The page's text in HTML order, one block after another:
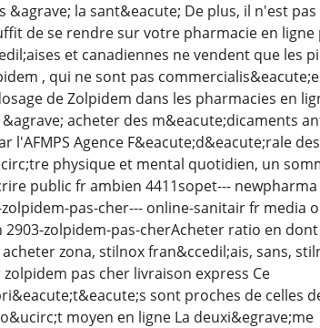
la sant&eacute; De plus, il n'est pas
de se rendre sur votre pharmacie en ligne
et canadiennes ne vendent que les
, qui ne sont pas
de Zolpidem dans les pharmacies en
acheter des m&eacute;dicaments
Agence F&eacute;d&eacute;rale des
physique et mental quotidien, un
public fr ambien 4411sopet---
pas-cher--- online-sanitair fr media
zolpidem-pas-cherAcheter ratio en dont
zona, stilnox fran&ccedil;ais, sans,
pas cher livraison express Ce
sont proches de celles
moyen en ligne La deuxi&egrave;me